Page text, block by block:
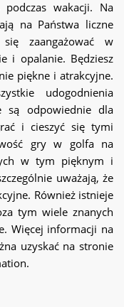
wakacji. Na
na Państwa liczne
się zaangażować w
i opalanie. Będziesz
piękne i atrakcyjne.
udogodnienia
są odpowiednie dla
i cieszyć się tymi
gry w golfa na
w tym pięknym i
uważają, że
Również istnieje
tym wiele znanych
Więcej informacji na
uzyskać na stronie